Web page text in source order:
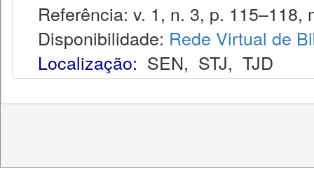
Referência: v. 1, n. 3, p. 115–118,
Disponibilidade: Rede Virtual de
Localização: SEN, STJ, TJD